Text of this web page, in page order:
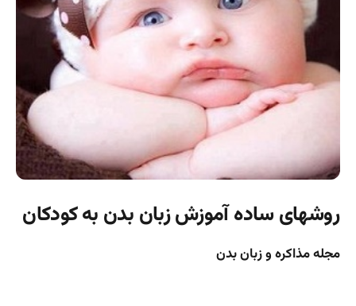
روشهای ساده آموزش زبان بدن به کودکان
مجله مذاکره و زبان بدن